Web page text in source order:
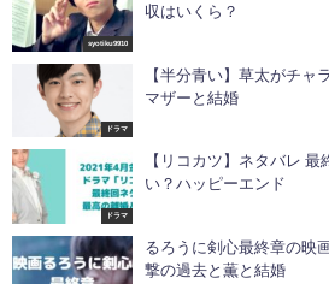
syotiku9910
収はいくら？
ドラマ
【半分青い】草太がチャ
マザーと結婚
ドラマ
【リコカツ】ネタバレ
い？ハッピーエンド
るろうに剣心最終章の映
撃の過去と薫と結婚